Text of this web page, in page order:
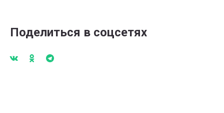
Поделиться в соцсетях